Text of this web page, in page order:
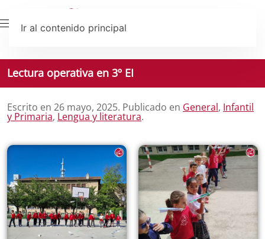
Ir al contenido principal
Lectura operativa en 3º EI
Escrito en 26 mayo, 2025. Publicado en General, Infantil
y Primaria, Lengua y literatura.